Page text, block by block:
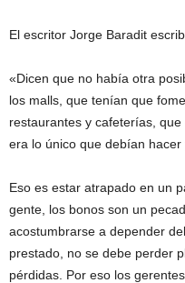
El escritor Jorge Baradit
«Dicen que no había otra
los malls, que tenían que
restaurantes y cafeterías,
era lo único que debían hacer
Eso es estar atrapado en un
gente, los bonos son un
acostumbrarse a depender
prestado, no se debe perder
pérdidas. Por eso los